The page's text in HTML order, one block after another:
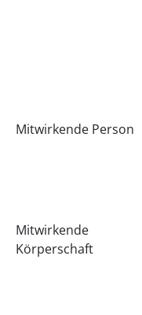
Mitwirkende Person
Mitwirkende
Körperschaft